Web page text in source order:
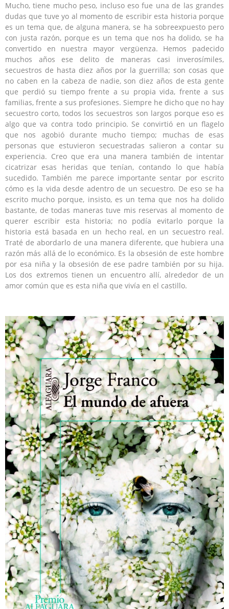
Mucho, tiene mucho peso, incluso eso fue una de las grandes
dudas que tuve yo al momento de escribir esta historia porque
es un tema que, de alguna manera, se ha sobreexpuesto pero
con justa razón, porque es un tema que nos ha dolido, se ha
convertido en nuestra mayor vergüenza. Hemos padecido
muchos años ese delito de maneras casi inverosímiles,
secuestros de hasta diez años por la guerrilla; son cosas que
no caben en la cabeza de nadie, son diez años de esta gente
que perdió su tiempo frente a su propia vida, frente a sus
familias, frente a sus profesiones. Siempre he dicho que no hay
secuestro corto, todos los secuestros son largos porque eso es
algo que va contra todo principio. Se convirtió en un flagelo
que nos agobió durante mucho tiempo; muchas de esas
personas que estuvieron secuestradas salieron a contar su
experiencia. Creo que era una manera también de intentar
cicatrizar esas heridas que tenían, contando lo que había
sucedido. También me parece importante sentar por escrito
cómo es la vida desde adentro de un secuestro. De eso se ha
escrito mucho porque, insisto, es un tema que nos ha dolido
bastante, de todas maneras tuve mis reservas al momento de
querer escribir esta historia; no podía evitarlo porque la
historia está basada en un hecho real, en un secuestro real.
Traté de abordarlo de una manera diferente, que hubiera una
razón más allá de lo económico. Es la obsesión de este hombre
por esa niña y la obsesión de ese padre también por su hija.
Los dos extremos tienen un encuentro allí, alrededor de un
amor común que es esta niña que vivía en el castillo.